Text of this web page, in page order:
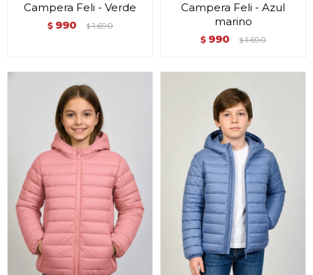
Campera Feli - Verde
$ 990 $ 1.690
Campera Feli - Azul
marino
$ 990 $ 1.690